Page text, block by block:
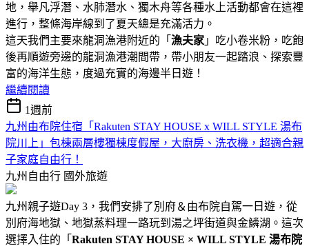
地，舉凡浮潛、水肺潛水、獨木舟等各種水上活動都會在這裡
進行，整條海岸線到了夏天總是充滿活力。
這天我們主要來龍洞漁港附近的「 漁夫家 」吃小卷米粉，吃飽
後再順遊旁邊的龍洞漁港潮間帶，帶小朋友一起踏浪、探索豐
富的海洋生態，度過充實的海邊半日遊！
繼續閱讀
1週前
九州由布院住宿「Rakuten STAY HOUSE x WILL STYLE 湯布
院川上」包棟兩層樓獨棟度假屋，大廚房、洗衣機，超適合親
子家庭自由行！
九州自由行 國外旅遊
九州親子遊Day 3，我們安排了別府＆由布院自駕一日遊，從
別府海地獄、地獄蒸料理一路玩到湯之坪街道與金鱗湖。這次
選擇入住的「 Rakuten STAY HOUSE × WILL STYLE 湯布院